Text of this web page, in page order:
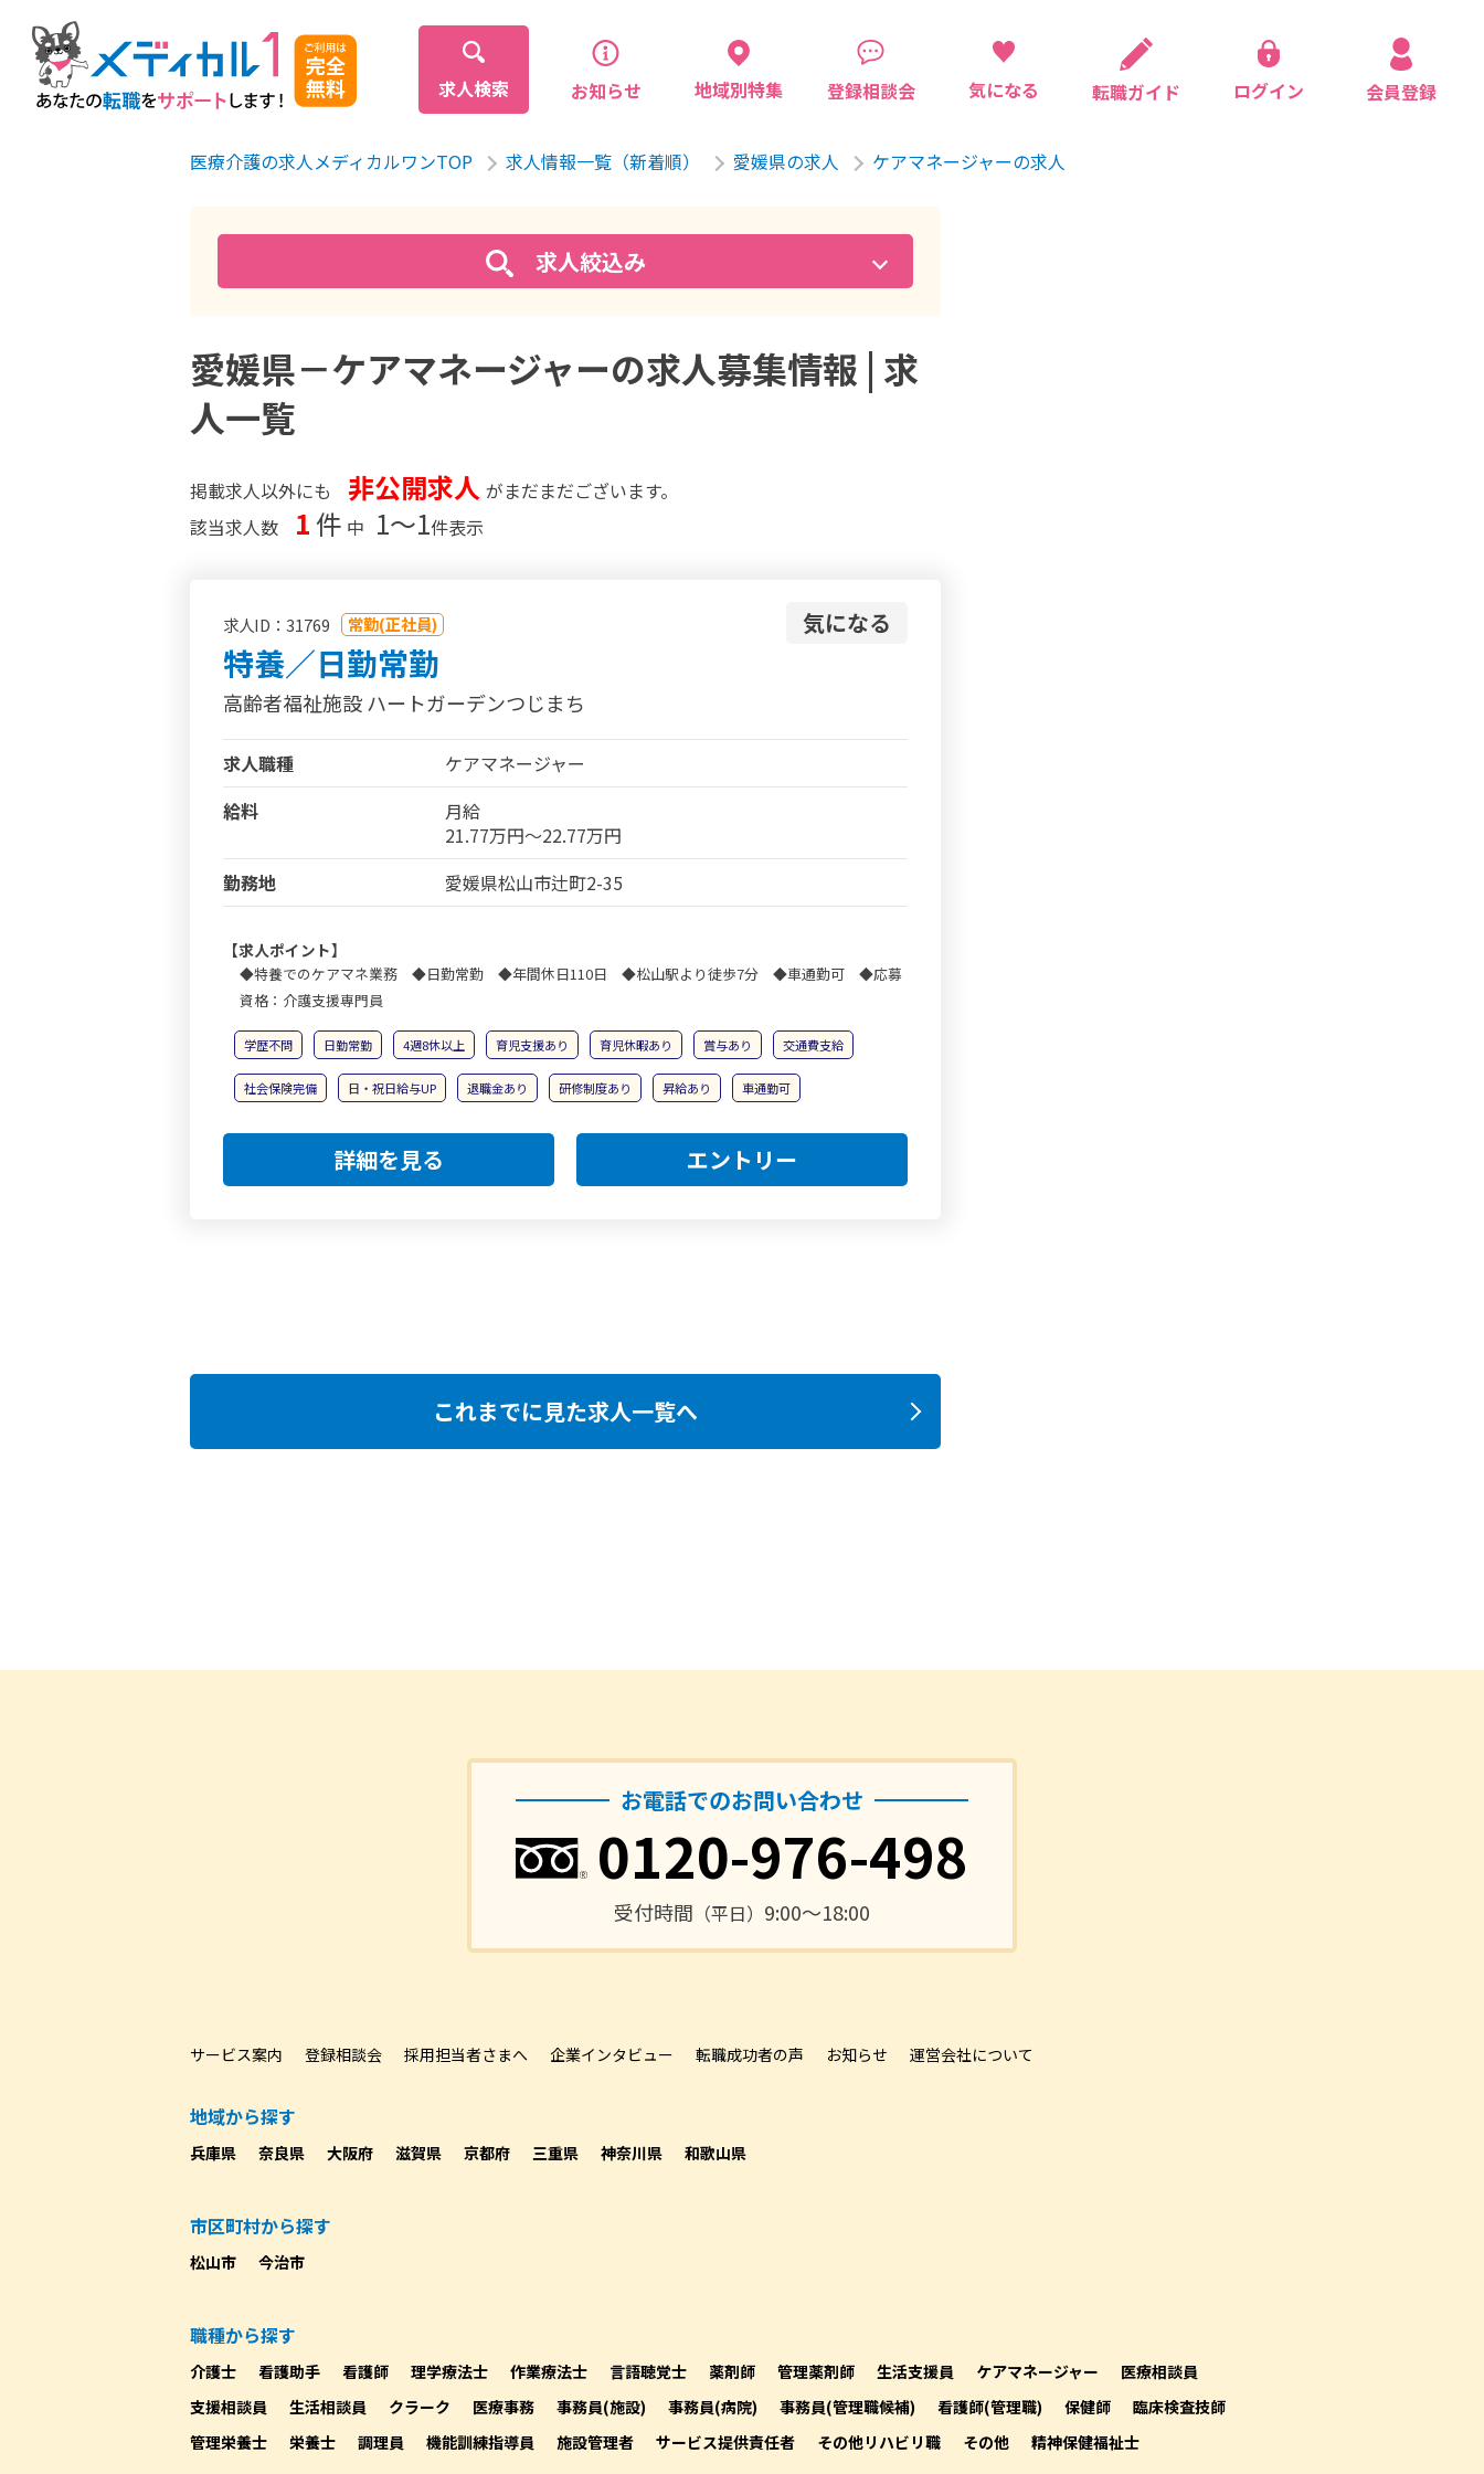
求人検索 お知らせ 地域別特集 登録相談会 気になる 転職ガイド ログイン 会員登録
医療介護の求人メディカルワンTOP 求人情報一覧（新着順） 愛媛県の求人 ケアマネージャーの求人
求人絞込み
愛媛県－ケアマネージャーの求人募集情報 | 求
人一覧
掲載求人以外にも 非公開求人 がまだまだございます。
該当求人数
1 件 中 1〜1件表示
求人ID：31769 常勤(正社員) 気になる
特養／日勤常勤
高齢者福祉施設 ハートガーデンつじまち
求人職種
ケアマネージャー
給料
月給
21.77万円～22.77万円
勤務地
愛媛県松山市辻町2-35
【求人ポイント】
◆特養でのケアマネ業務 ◆日勤常勤 ◆年間休日110日 ◆松山駅より徒歩7分 ◆車通勤可 ◆応募
資格：介護支援専門員
学歴不問 日勤常勤 4週8休以上 育児支援あり 育児休暇あり 賞与あり 交通費支給
社会保険完備 日・祝日給与UP 退職金あり 研修制度あり 昇給あり 車通勤可
詳細を見る エントリー
これまでに見た求人一覧へ
お電話でのお問い合わせ
0120-976-498
受付時間 （平日） 9:00〜18:00
サービス案内 登録相談会 採用担当者さまへ 企業インタビュー 転職成功者の声 お知らせ 運営会社について
地域から探す
兵庫県 奈良県 大阪府 滋賀県 京都府 三重県 神奈川県 和歌山県
市区町村から探す
松山市 今治市
職種から探す
介護士 看護助手 看護師 理学療法士 作業療法士 言語聴覚士 薬剤師 管理薬剤師 生活支援員 ケアマネージャー
医療相談員
支援相談員
生活相談員 クラーク 医療事務 事務員(施設) 事務員(病院) 事務員(管理職候補) 看護師(管理職) 保健師
臨床検査技師
管理栄養士
栄養士 調理員 機能訓練指導員 施設管理者 サービス提供責任者 その他リハビリ職 その他 精神保健福祉士